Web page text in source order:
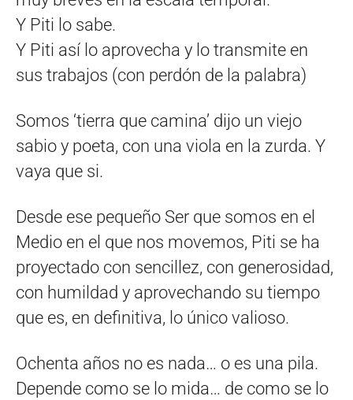
Y Piti lo sabe.
Y Piti así lo aprovecha y lo transmite en
sus trabajos (con perdón de la palabra)
Somos ‘tierra que camina’ dijo un viejo
sabio y poeta, con una viola en la zurda. Y
vaya que si.
Desde ese pequeño Ser que somos en el
Medio en el que nos movemos, Piti se ha
proyectado con sencillez, con generosidad,
con humildad y aprovechando su tiempo
que es, en definitiva, lo único valioso.
Ochenta años no es nada… o es una pila.
Depende como se lo mida… de como se lo